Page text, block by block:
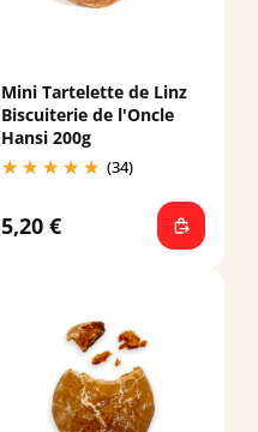
Mini Tartelette de Linz
Biscuiterie de l'Oncle
Hansi 200g
(34)
5,20 €